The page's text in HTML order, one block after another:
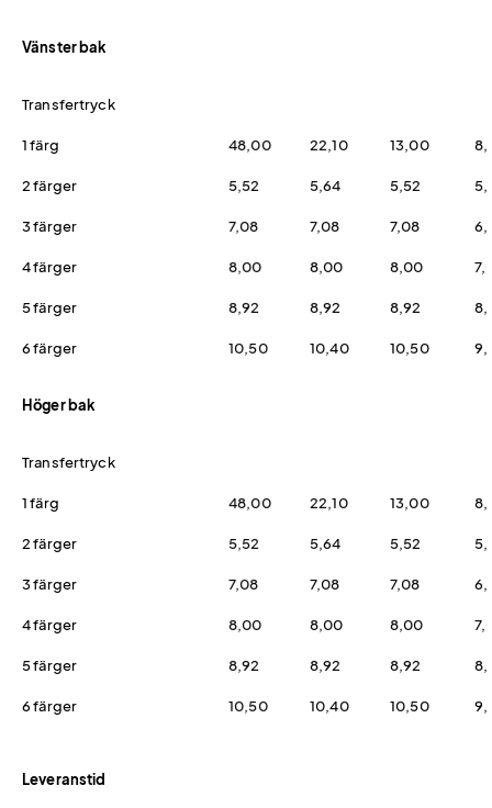
Vänster bak
Transfertryck
1 färg 48,00 22,10 13,00
2 färger 5,52 5,64 5,52
3 färger 7,08 7,08 7,08
4 färger 8,00 8,00 8,00
5 färger 8,92 8,92 8,92
6 färger 10,50 10,40 10,50
Höger bak
Transfertryck
1 färg 48,00 22,10 13,00
2 färger 5,52 5,64 5,52
3 färger 7,08 7,08 7,08
4 färger 8,00 8,00 8,00
5 färger 8,92 8,92 8,92
6 färger 10,50 10,40 10,50
Leveranstid